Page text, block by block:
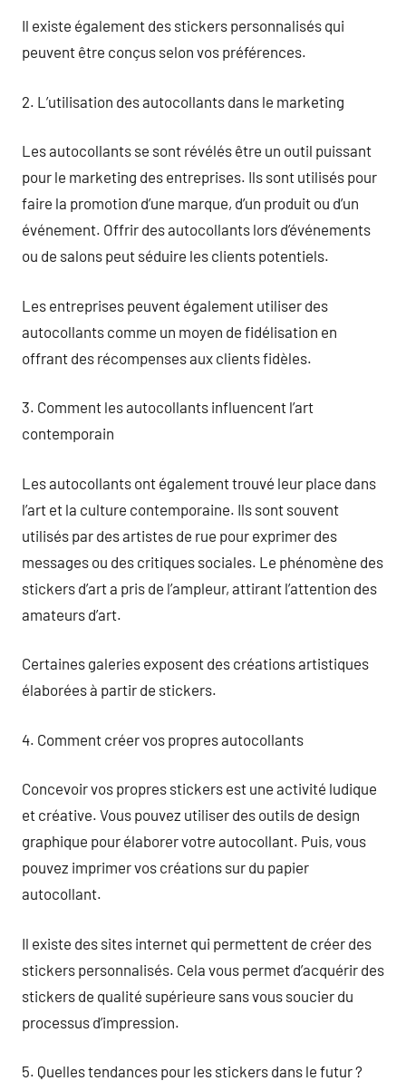
Il existe également des stickers personnalisés qui
peuvent être conçus selon vos préférences.
2. L’utilisation des autocollants dans le marketing
Les autocollants se sont révélés être un outil puissant
pour le marketing des entreprises. Ils sont utilisés pour
faire la promotion d’une marque, d’un produit ou d’un
événement. Offrir des autocollants lors d’événements
ou de salons peut séduire les clients potentiels.
Les entreprises peuvent également utiliser des
autocollants comme un moyen de fidélisation en
offrant des récompenses aux clients fidèles.
3. Comment les autocollants influencent l’art
contemporain
Les autocollants ont également trouvé leur place dans
l’art et la culture contemporaine. Ils sont souvent
utilisés par des artistes de rue pour exprimer des
messages ou des critiques sociales. Le phénomène des
stickers d’art a pris de l’ampleur, attirant l’attention des
amateurs d’art.
Certaines galeries exposent des créations artistiques
élaborées à partir de stickers.
4. Comment créer vos propres autocollants
Concevoir vos propres stickers est une activité ludique
et créative. Vous pouvez utiliser des outils de design
graphique pour élaborer votre autocollant. Puis, vous
pouvez imprimer vos créations sur du papier
autocollant.
Il existe des sites internet qui permettent de créer des
stickers personnalisés. Cela vous permet d’acquérir des
stickers de qualité supérieure sans vous soucier du
processus d’impression.
5. Quelles tendances pour les stickers dans le futur ?